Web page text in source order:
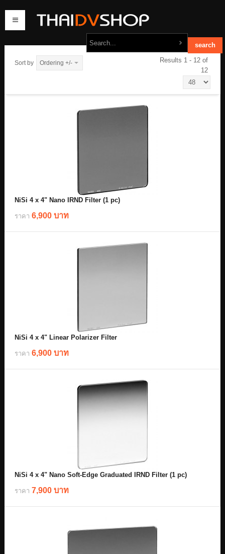
contact us
Sort by Ordering +/-
Results 1 - 12 of
12
NiSi 4 x 4" Nano IRND Filter (1 pc)
ราคา 6,900 บาท
NiSi 4 x 4" Linear Polarizer Filter
ราคา 6,900 บาท
NiSi 4 x 4" Nano Soft-Edge Graduated IRND Filter (1 pc)
ราคา 7,900 บาท